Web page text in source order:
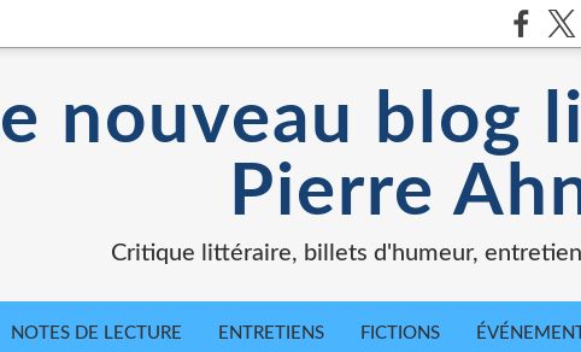
nouveau blog
Pierre
Critique littéraire, billets d'humeur,
NOTES DE LECTURE ENTRETIENS FICTIONS